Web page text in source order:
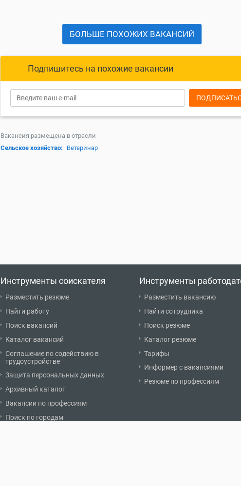
БОЛЬШЕ ПОХОЖИХ ВАКАНСИЙ
Подпишитесь на похожие вакансии
Вакансия размещена в отрасли
Сельское хозяйство:
Ветеринар
Инструменты соискателя
Разместить резюме
Найти работу
Поиск вакансий
Каталог вакансий
Соглашение по содействию в
трудоустройстве
Защита персональных данных
Архивный каталог
Вакансии по профессиям
Поиск по городам
Инструменты
Разместить вакансию
Найти сотрудника
Поиск резюме
Каталог резюме
Тарифы
Информер с вакансиями
Резюме по профессиям